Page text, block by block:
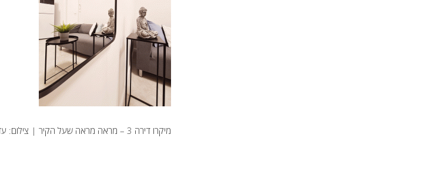
מיקרו דירה 3 – מראה מראה שעל הקיר | צילום: עדי בן דוד